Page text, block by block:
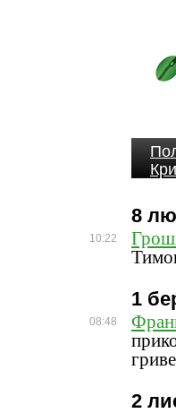
8
10:22
1
08:48
2